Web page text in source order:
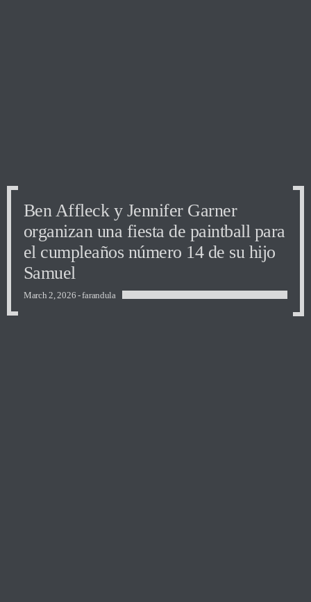
Ben Affleck y Jennifer Garner
organizan una fiesta de paintball para
el cumpleaños número 14 de su hijo
Samuel
Ben Affleck y Jennifer Garner
organizan una fiesta de paintball para
el cumpleaños número 14 de su hijo
Samuel
Ben Affleck y Jennifer Garner
organizan una fiesta de paintball para
el cumpleaños número 14 de su hijo
Samuel
March 2, 2026 -farandula